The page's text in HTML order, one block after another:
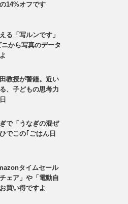
14%オフです
る「写ルンです」
から写真のデータ
教授が警鐘。近い
、子どもの思考力
で「うなぎの混ぜ
でこの｢ごはん日
タイムセール
ェア」や「電動自
買い得ですよ